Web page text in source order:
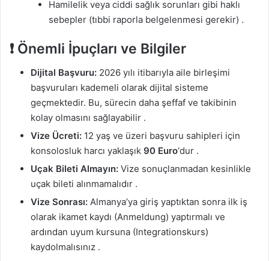
Hamilelik veya ciddi sağlık sorunları gibi haklı
sebepler (tıbbi raporla belgelenmesi gerekir) .
❗ Önemli İpuçları ve Bilgiler
Dijital Başvuru: 2026 yılı itibarıyla aile birleşimi
başvuruları kademeli olarak dijital sisteme
geçmektedir. Bu, sürecin daha şeffaf ve takibinin
kolay olmasını sağlayabilir .
Vize Ücreti: 12 yaş ve üzeri başvuru sahipleri için
konsolosluk harcı yaklaşık 90 Euro‘dur .
Uçak Bileti Almayın: Vize sonuçlanmadan kesinlikle
uçak bileti alınmamalıdır .
Vize Sonrası: Almanya’ya giriş yaptıktan sonra ilk iş
olarak ikamet kaydı (Anmeldung) yaptırmalı ve
ardından uyum kursuna (Integrationskurs)
kaydolmalısınız .